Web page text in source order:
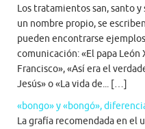
Los tratamientos san, santo
un nombre propio, se
pueden encontrarse
comunicación: «El papa León
Francisco», «Así era el
Jesús» o «La vida de... […]
«bongo» y «bongó»,
La grafía recomendada en el